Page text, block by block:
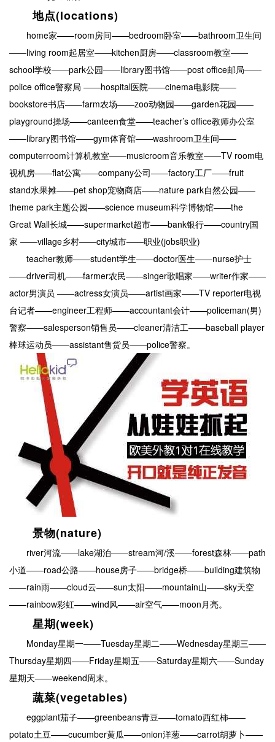
地点(locations)
home家——room房间——bedroom卧室——bathroom卫生间
——living room起居室——kitchen厨房——classroom教室——
school学校——park公园——library图书馆——post office邮局——
police office警察局 ——hospital医院——cinema电影院——
bookstore书店——farm农场——zoo动物园——garden花园——
playground操场——canteen食堂——teacher’s office教师办公室
——library图书馆——gym体育馆——washroom卫生间——
computerroom计算机教室——musicroom音乐教室——TV room电
视机房——flat公寓——company公司——factory工厂——fruit
stand水果摊——pet shop宠物商店——nature park自然公园——
theme park主题公园——science museum科学博物馆——the
Great Wall长城——supermarket超市——bank银行——country国
家 ——village乡村——city城市——职业(jobs职业)
teacher教师——student学生——doctor医生——nurse护士
——driver司机——farmer农民——singer歌唱家——writer作家——
actor男演员 ——actress女演员——artist画家——TV reporter电视
台记者——engineer工程师——accountant会计——policeman(男)
警察——salesperson销售员——cleaner清洁工——baseball player
棒球运动员——assistant售货员——police警察。
景物(nature)
river河流——lake湖泊——stream河/溪——forest森林——path
小道——road公路——house房子——bridge桥——building建筑物
——rain雨——cloud云——sun太阳——mountain山——sky天空
——rainbow彩虹——wind风——air空气——moon月亮。
星期(week)
Monday星期一——Tuesday星期二——Wednesday星期三——
Thursday星期四——Friday星期五——Saturday星期六——Sunday
星期天——weekend周末。
蔬菜(vegetables)
eggplant茄子——greenbeans青豆——tomato西红柿——
potato土豆——cucumber黄瓜——onion洋葱——carrot胡萝卜——